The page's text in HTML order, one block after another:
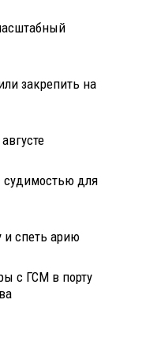
закрепить на
судимостью для
и спеть арию
с ГСМ в порту